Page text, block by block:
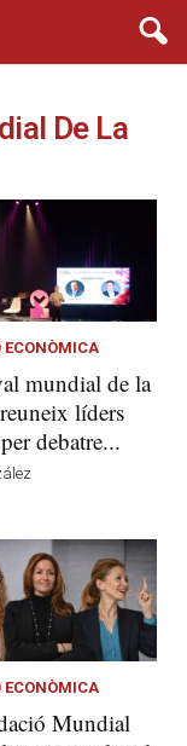
De La
ECONÒMICA
mundial de la
líders
debatre...
ECONÒMICA
Mundial